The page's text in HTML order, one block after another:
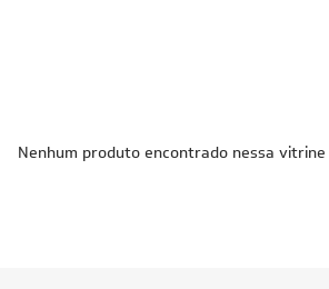
Nenhum produto encontrado nessa vitrine